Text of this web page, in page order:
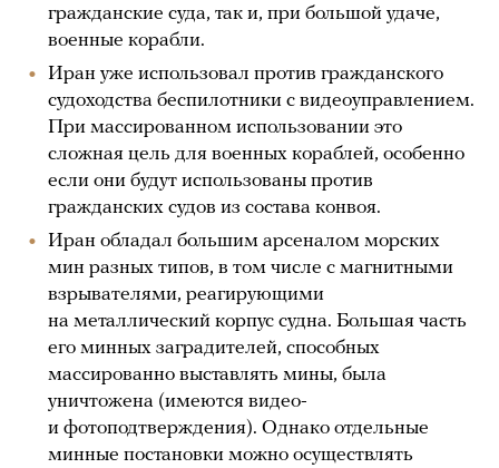
гражданские суда, так и, при большой удаче,
военные корабли.
Иран уже использовал против гражданского
судоходства беспилотники с видеоуправлением.
При массированном использовании это
сложная цель для военных кораблей, особенно
если они будут использованы против
гражданских судов из состава конвоя.
Иран обладал большим арсеналом морских
мин разных типов, в том числе с магнитными
взрывателями, реагирующими
на металлический корпус судна. Большая часть
его минных заградителей, способных
массированно выставлять мины, была
уничтожена (имеются видео-
и фотоподтверждения). Однако отдельные
минные постановки можно осуществлять